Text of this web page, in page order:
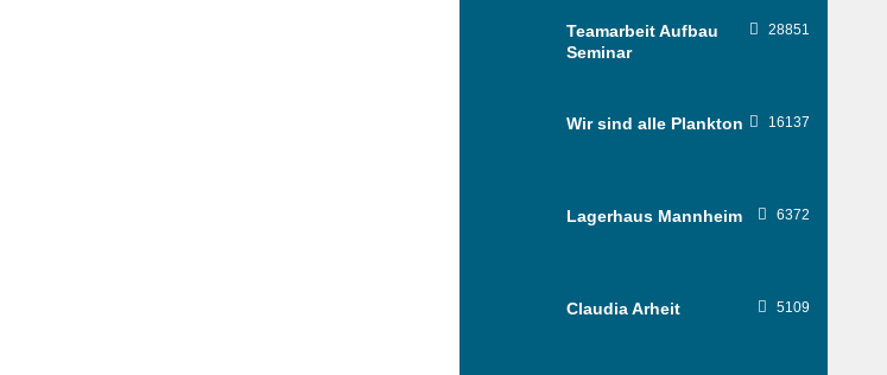
Teamarbeit Aufbau
Seminar
28851
Wir sind alle Plankton 16137
Lagerhaus Mannheim 6372
Claudia Arheit 5109